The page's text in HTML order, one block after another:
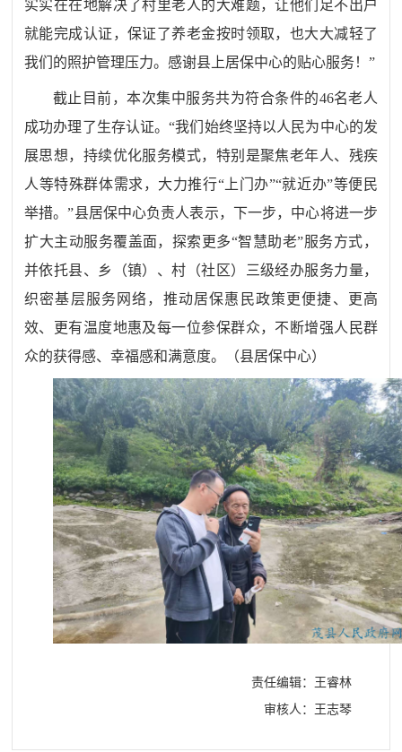
实实在在地解决了村里老人的大难题，让他们足不出户
就能完成认证，保证了养老金按时领取，也大大减轻了
我们的照护管理压力。感谢县上居保中心的贴心服务！”
截止目前，本次集中服务共为符合条件的46名老人
成功办理了生存认证。“我们始终坚持以人民为中心的发
展思想，持续优化服务模式，特别是聚焦老年人、残疾
人等特殊群体需求，大力推行“上门办”“就近办”等便民
举措。”县居保中心负责人表示，下一步，中心将进一步
扩大主动服务覆盖面，探索更多“智慧助老”服务方式，
并依托县、乡（镇）、村（社区）三级经办服务力量，
织密基层服务网络，推动居保惠民政策更便捷、更高
效、更有温度地惠及每一位参保群众，不断增强人民群
众的获得感、幸福感和满意度。
（县居保中心）
责任编辑：王睿林
审核人：王志琴